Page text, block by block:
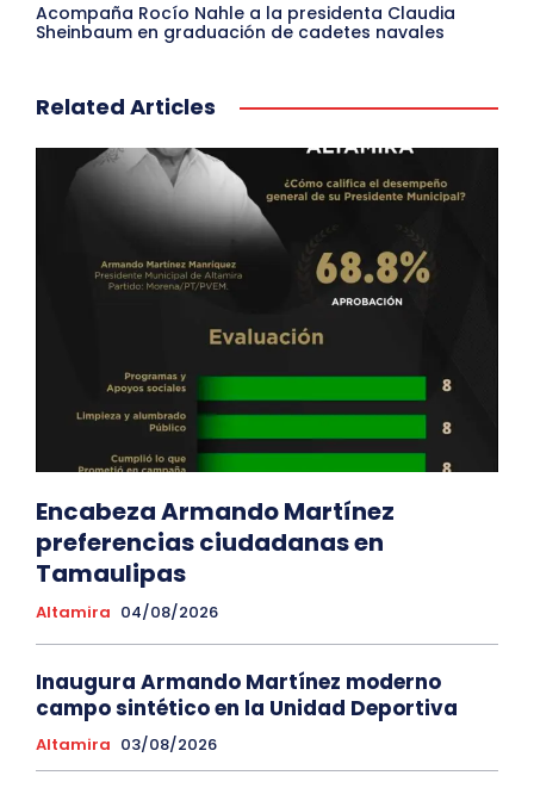
Acompaña Rocío Nahle a la presidenta Claudia
Sheinbaum en graduación de cadetes navales
Related Articles
Encabeza Armando Martínez
preferencias ciudadanas en
Tamaulipas
Altamira 04/08/2026
Inaugura Armando Martínez moderno
campo sintético en la Unidad Deportiva
Altamira 03/08/2026